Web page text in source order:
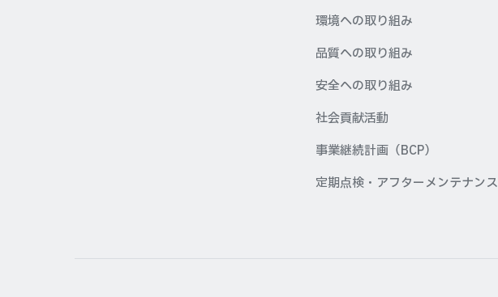
環境への取り組み
品質への取り組み
安全への取り組み
社会貢献活動
事業継続計画（BCP）
定期点検・アフターメンテナンス